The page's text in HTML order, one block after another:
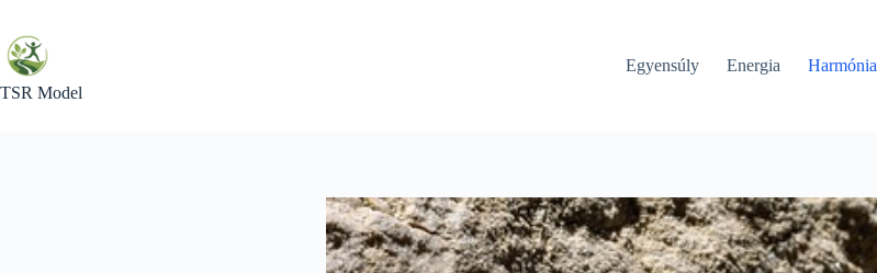
content
TSR Model
Egyensúly Energia Harmónia